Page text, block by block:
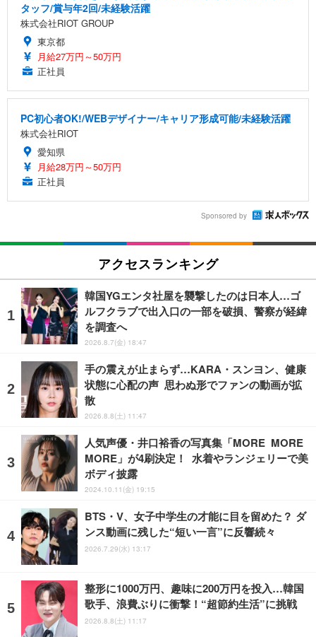
タッフ/賞与年2回/未経験活躍
株式会社RIOT GROUP
東京都
月給27万円～50万円
正社員
PC初心者OK!/WEBデザイナー/キャリア形成可能/未経験活躍
株式会社RIOT
愛知県
月給28万円～50万円
正社員
Sponsored by
アクセスランキング
韓国YGエンタ社屋を襲撃したのは日本人…ゴ
ルフクラブで出入口の一部を破損、警察が経緯
を調査へ
2026.8.7(金) 18:47
手の震えが止まらず…KARA・スンヨン、健康
状態に心配の声 思わぬ形でファンの動画が拡
散
2026.8.8(土) 11:47
人気声優・井口裕香の写真集「MORE MORE
MORE」が4刷決定！ 水着やランジェリーで美
ボディ披露
2024.10.11(金) 19:15
BTS・V、女子中学生の才能に目を留めた？ ダ
ンス動画に残した“短い一言”に反響続々
2026.7.29(水) 13:17
整形に1000万円、趣味に200万円を投入…韓国
歌手、浪費ぶりに衝撃！“超節約生活”に挑戦
2026.8.8(土) 11:17